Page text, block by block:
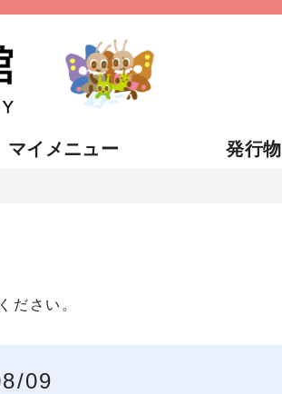
マイメニュー 発行物
ださい。
09